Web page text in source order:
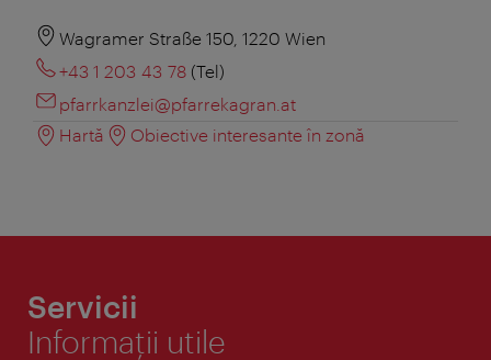
Wagramer Straße 150, 1220 Wien
+43 1 203 43 78 (Tel)
pfarrkanzlei@pfarrekagran.at
Hartă
Obiective interesante în zonă
Servicii
Informaţii utile